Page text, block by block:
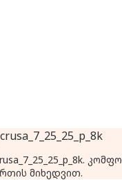
მიხედვით.